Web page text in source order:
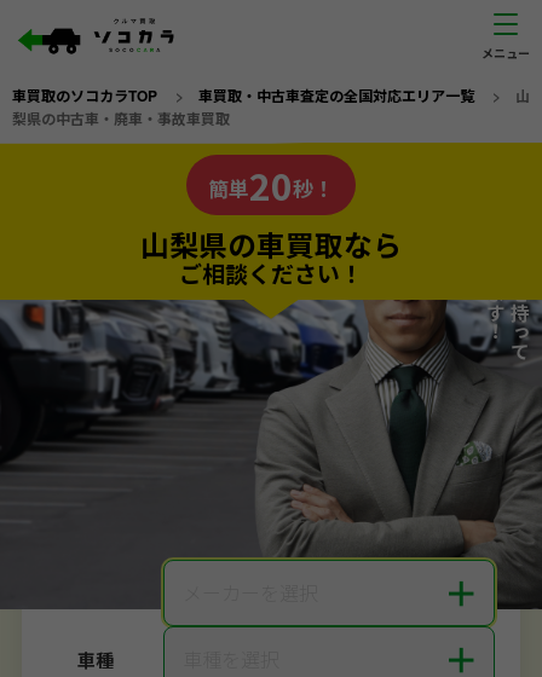
車買取のソコカラTOP > 車買取・中古車査定の全国対応エリア一覧> 山
梨県の中古車・廃車・事故車買取
の車買取なら
ソコカラの
電話か出張か、高い方の査定を提案。
私たちが責任を持って
査定いたします！
簡単20秒！
山梨県の車買取なら
ご相談ください！
20秒で入力完了！
カンタンWeb査定
ご依頼いただいたお車を丁寧に査定いたします
＋
車種 ＋